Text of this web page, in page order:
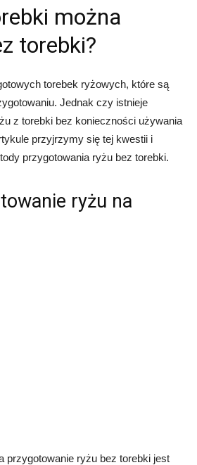
można
torebki?
torebek ryżowych, które są
Jednak czy istnieje
z torebki bez konieczności używania
przyjrzymy się tej kwestii i
przygotowania ryżu bez torebki.
ryżu na
przygotowanie ryżu bez torebki jest